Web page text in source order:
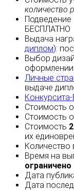
количество
Подведение
БЕСПЛАТНО
Выдача
диплом):
Выбор
Личные
выдаче
Стоимость
Стоимость
Стоимость
их
Количество
Время на
ограничено
Дата
Дата